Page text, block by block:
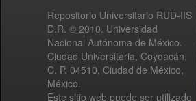
Repositorio Universitario RUD-IIS
D.R. © 2010. Universidad
Nacional Autónoma de México.
Ciudad Universitaria, Coyoacán,
C. P. 04510, Ciudad de México,
México.
Este sitio web puede ser utilizado